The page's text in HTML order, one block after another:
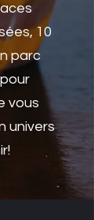
10
parc
vous
univers